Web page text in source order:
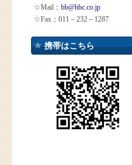
☆Mail： bb@hbc.co.jp
☆Fax：011－232－1287
携帯はこちら